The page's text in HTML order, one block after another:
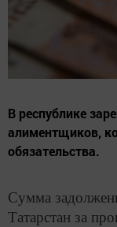
В республике
алиментщиков,
обязательства.
Сумма
Татарстан за